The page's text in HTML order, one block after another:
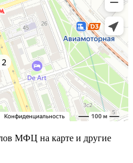
МФЦ на карте и другие